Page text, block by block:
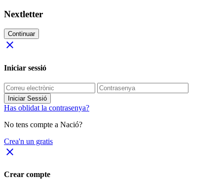
Nextletter
Continuar
close
Iniciar sessió
Iniciar Sessió
Has oblidat la contrasenya?
No tens compte a Nació?
Crea'n un gratis
close
Crear compte